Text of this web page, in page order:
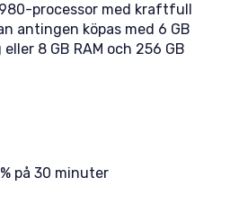
processor med kraftfull
antingen köpas med 6 GB
8 GB RAM och 256 GB
på 30 minuter